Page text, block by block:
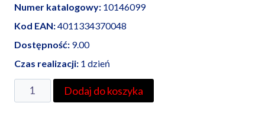
Numer katalogowy: 10146099
Kod EAN:4011334370048
Dostępność: 9.00
Czas realizacji: 1 dzień
ilość
Berker
Dodaj do koszyka